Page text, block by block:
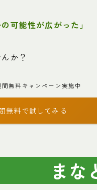
可能性が広がった」
か？
間無料キャンペーン実施中
無料で試してみる
まな